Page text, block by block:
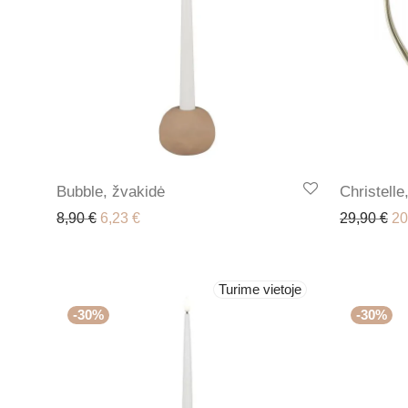
Bubble, žvakidė
8,90€ Original price was: 8,90 €.
6,23 €Current price is: 6,23 €. 29,90€
Turime vietoje
-30%
-30%